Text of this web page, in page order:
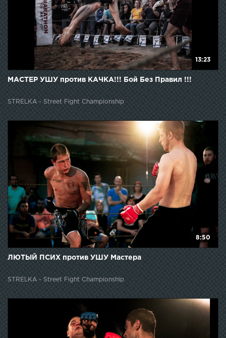
13:23
МАСТЕР УШУ против КАЧКА!!! Бой Без Правил !!!
STRELKA - Street Fight Championship
8:50
ЛЮТЫЙ ПСИХ против УШУ Мастера
STRELKA - Street Fight Championship